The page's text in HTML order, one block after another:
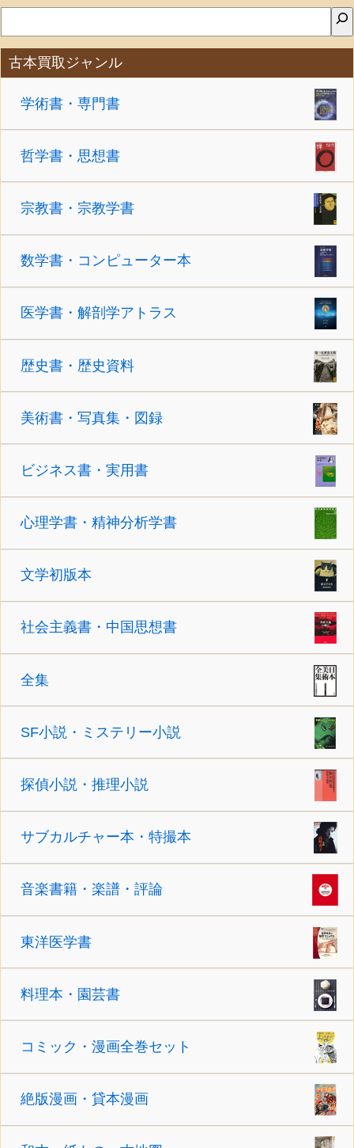
古本買取ジャンル
学術書・専門書
哲学書・思想書
宗教書・宗教学書
数学書・コンピューター本
医学書・解剖学アトラス
歴史書・歴史資料
美術書・写真集・図録
ビジネス書・実用書
心理学書・精神分析学書
文学初版本
社会主義書・中国思想書
全集
SF小説・ミステリー小説
探偵小説・推理小説
サブカルチャー本・特撮本
音楽書籍・楽譜・評論
東洋医学書
料理本・園芸書
コミック・漫画全巻セット
絶版漫画・貸本漫画